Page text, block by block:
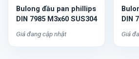
Bulong đầu pan phillips
DIN 7985 M3x60 SUS304
Giá đang cập nhật
DIN
Giá